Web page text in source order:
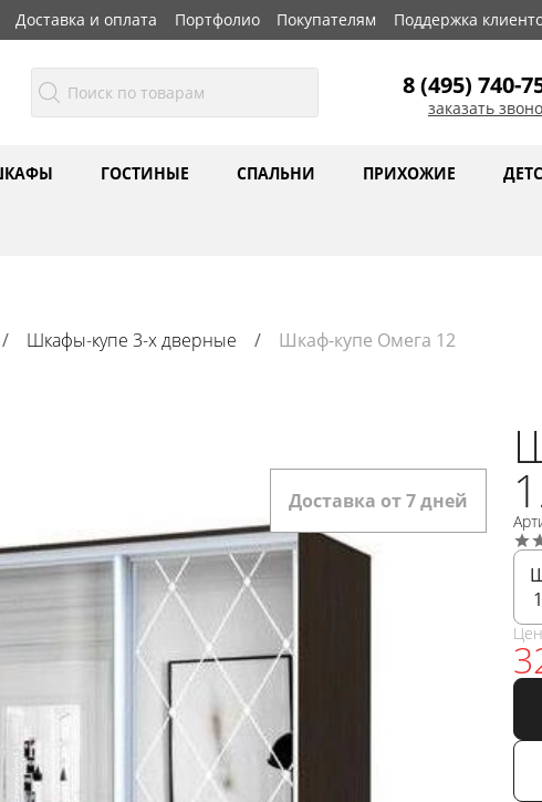
Доставка и оплата Портфолио Покупателям Поддержка
8 (495) 740-
заказать
ГОСТИНЫЕ СПАЛЬНИ ПРИХОЖИЕ
Шкафы-купе 3-х дверные Шкаф-купе Омега 12
Доставка от 7 дней